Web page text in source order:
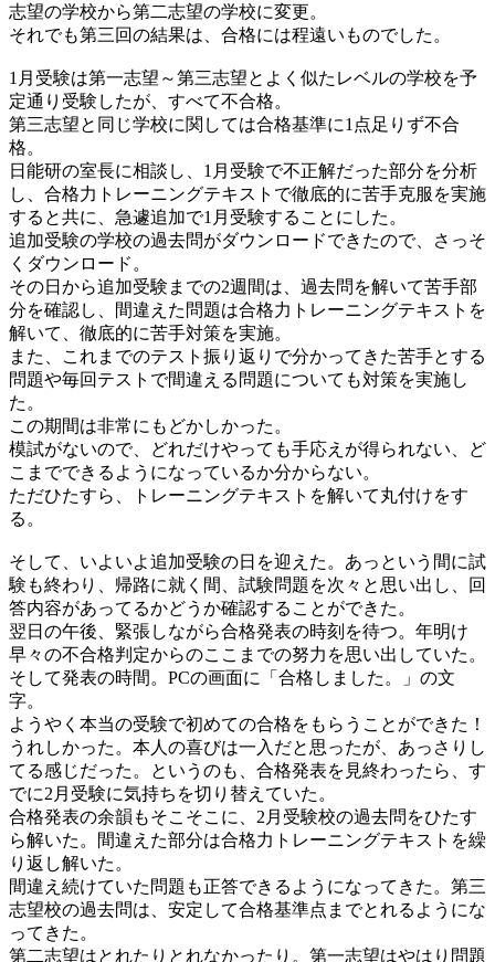
志望の学校から第二志望の学校に変更。
それでも第三回の結果は、合格には程遠いものでした。
1月受験は第一志望～第三志望とよく似たレベルの学校を予
定通り受験したが、すべて不合格。
第三志望と同じ学校に関しては合格基準に1点足りず不合
格。
日能研の室長に相談し、1月受験で不正解だった部分を分析
し、合格力トレーニングテキストで徹底的に苦手克服を実施
すると共に、急遽追加で1月受験することにした。
追加受験の学校の過去問がダウンロードできたので、さっそ
くダウンロード。
その日から追加受験までの2週間は、過去問を解いて苦手部
分を確認し、間違えた問題は合格力トレーニングテキストを
解いて、徹底的に苦手対策を実施。
また、これまでのテスト振り返りで分かってきた苦手とする
問題や毎回テストで間違える問題についても対策を実施し
た。
この期間は非常にもどかしかった。
模試がないので、どれだけやっても手応えが得られない、ど
こまでできるようになっているか分からない。
ただひたすら、トレーニングテキストを解いて丸付けをす
る。
そして、いよいよ追加受験の日を迎えた。あっという間に試
験も終わり、帰路に就く間、試験問題を次々と思い出し、回
答内容があってるかどうか確認することができた。
翌日の午後、緊張しながら合格発表の時刻を待つ。年明け
早々の不合格判定からのここまでの努力を思い出していた。
そして発表の時間。PCの画面に「合格しました。」の文
字。
ようやく本当の受験で初めての合格をもらうことができた！
うれしかった。本人の喜びは一入だと思ったが、あっさりし
てる感じだった。というのも、合格発表を見終わったら、す
でに2月受験に気持ちを切り替えていた。
合格発表の余韻もそこそこに、2月受験校の過去問をひたす
ら解いた。間違えた部分は合格力トレーニングテキストを繰
り返し解いた。
間違え続けていた問題も正答できるようになってきた。第三
志望校の過去問は、安定して合格基準点までとれるようにな
ってきた。
第二志望はとれたりとれなかったり。第一志望はやはり問題